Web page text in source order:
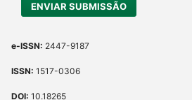
ENVIAR SUBMISSÃO
e-ISSN: 2447-9187
ISSN: 1517-0306
DOI: 10.18265